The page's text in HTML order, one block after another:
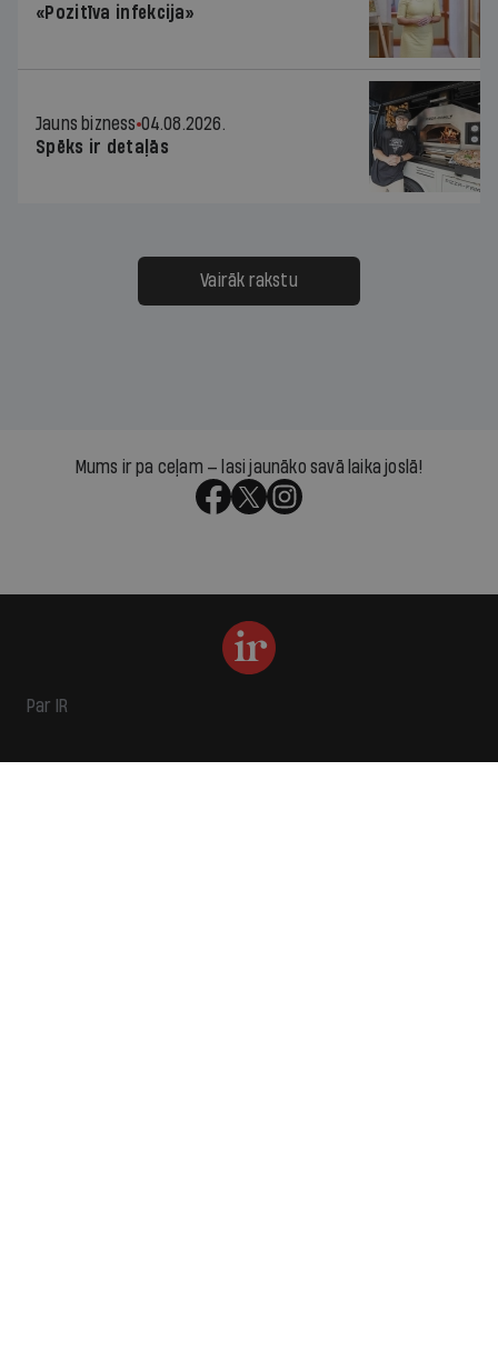
«Pozitīva infekcija»
Jauns bizness 04.08.2026.
Spēks ir detaļās
Vairāk rakstu
Mums ir pa ceļam — lasi jaunāko savā laika joslā!
Par IR